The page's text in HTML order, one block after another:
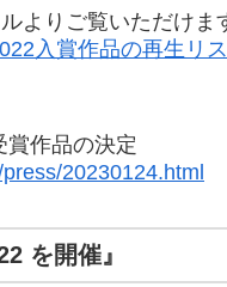
よりご覧いただけま
入賞作品の再生リス
賞作品の決定
20230124.html
を開催』